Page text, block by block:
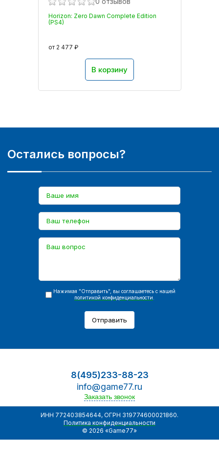
Horizon: Zero Dawn Complete Edition
(PS4)
от 2 477 ₽
В корзину
Остались вопросы?
Нажимая "Отправить", вы соглашаетесь с нашей
политикой конфиденциальности
Отправить
8(495)233-88-23
info@game77.ru
Заказать звонок
ИНН 772403854644, ОГРН 319774600021860.
Политика конфиденциальности
© 2026 «Game77»